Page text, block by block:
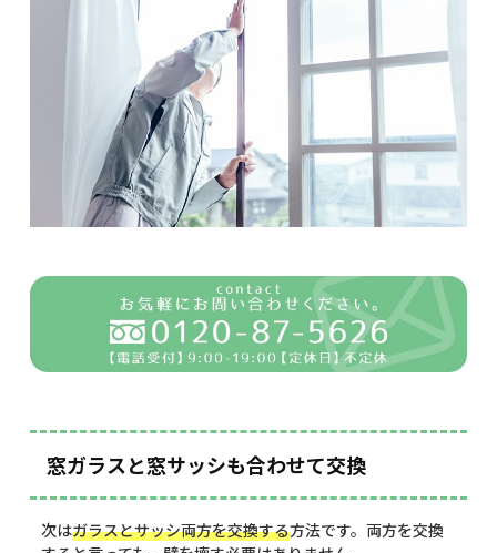
窓ガラスと窓サッシも合わせて交換
次はガラスとサッシ両方を交換する方法です。両方を交換